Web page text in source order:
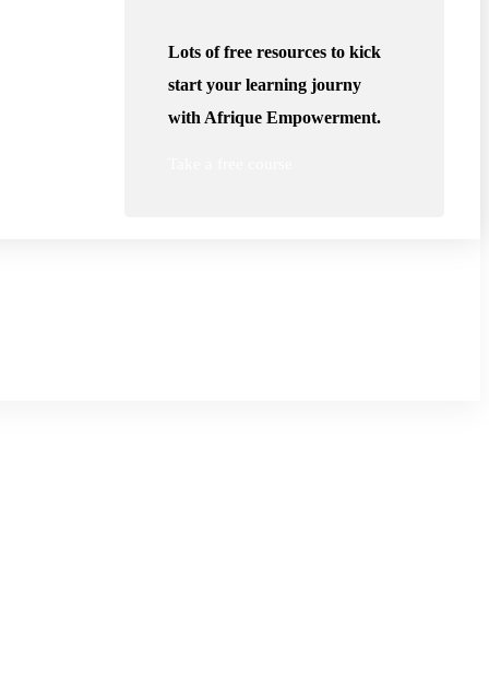
Lots of free resources to kick
start your learning journy
with Afrique Empowerment.